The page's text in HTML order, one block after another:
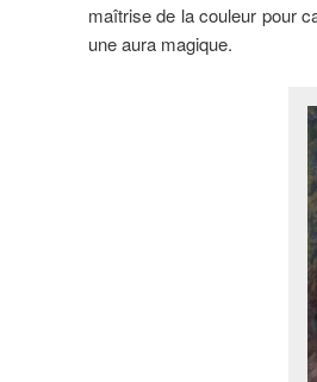
maîtrise de la couleur pour
une aura magique.